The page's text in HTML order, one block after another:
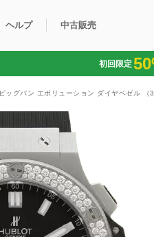
購入可能商品
カリト
ヘルプ
Q&A
中古販売
中古販売商品
初回限定
ッグバン エボリューション ダイヤベゼル